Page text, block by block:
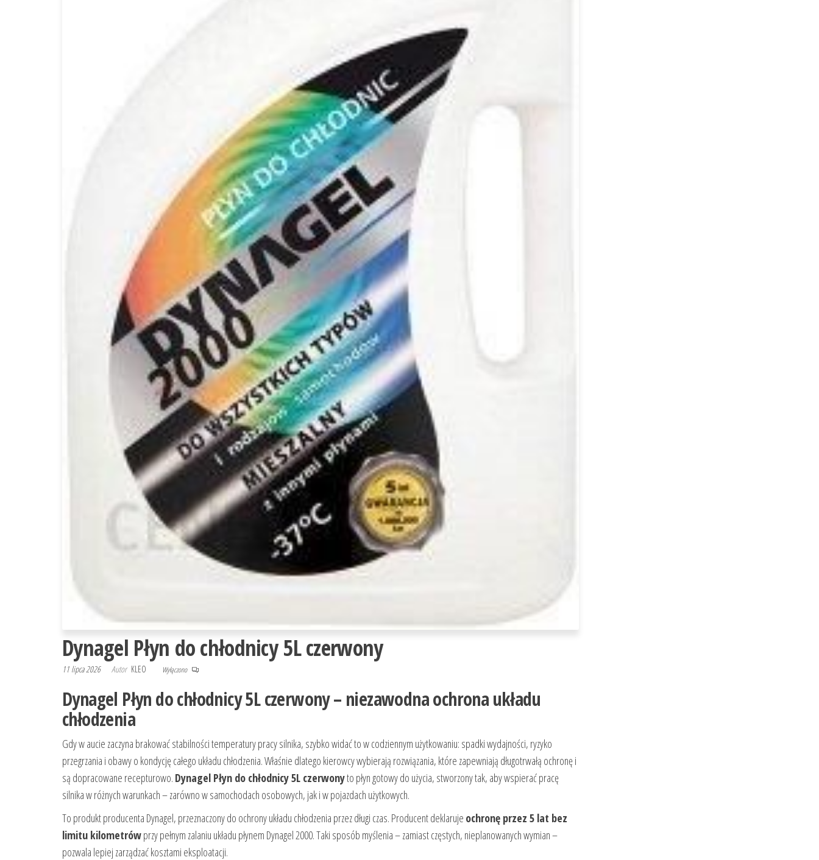
Dynagel Płyn do chłodnicy 5L czerwony
11 lipca 2026 Autor KLEO Wyłączono
Dynagel Płyn do chłodnicy 5L czerwony – niezawodna ochrona układu
chłodzenia
Gdy w aucie zaczyna brakować stabilności temperatury pracy silnika, szybko widać to w codziennym użytkowaniu: spadki wydajności, ryzyko
przegrzania i obawy o kondycję całego układu chłodzenia. Właśnie dlatego kierowcy wybierają rozwiązania, które zapewniają długotrwałą ochronę i
są dopracowane recepturowo. Dynagel Płyn do chłodnicy 5L czerwonyto płyn gotowy do użycia, stworzony tak, aby wspierać pracę
silnika w różnych warunkach – zarówno w samochodach osobowych, jak i w pojazdach użytkowych.
To produkt producenta Dynagel, przeznaczony do ochrony układu chłodzenia przez długi czas. Producent deklaruje ochronę przez 5 lat bez
limitu kilometrówprzy pełnym zalaniu układu płynem Dynagel 2000. Taki sposób myślenia – zamiast częstych, nieplanowanych wymian –
pozwala lepiej zarządzać kosztami eksploatacji.